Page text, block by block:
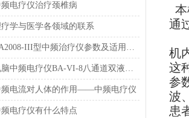
电疗仪治疗颈椎病
学与医学各领域的联系
BA2008-III型中频治疗仪参数及适用范围和特点介绍
电脑中频电疗仪BA-VI-8八通道双液晶显示型 理疗机简介
频电流对人体的作用——中频电疗仪
电疗仪有什么特点
通
机
这
参
波
患